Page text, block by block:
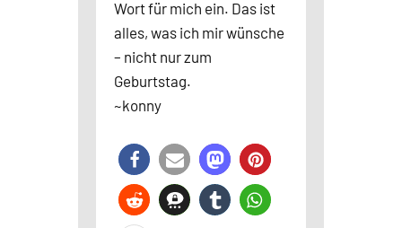
Wort für mich ein. Das ist
alles, was ich mir wünsche
– nicht nur zum
Geburtstag.
~konny